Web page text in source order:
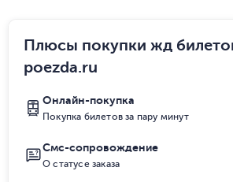
Плюсы покупки жд
poezda.ru
Онлайн-покупка
Покупка билетов за пару минут
Смс-сопровождение
О статусе заказа